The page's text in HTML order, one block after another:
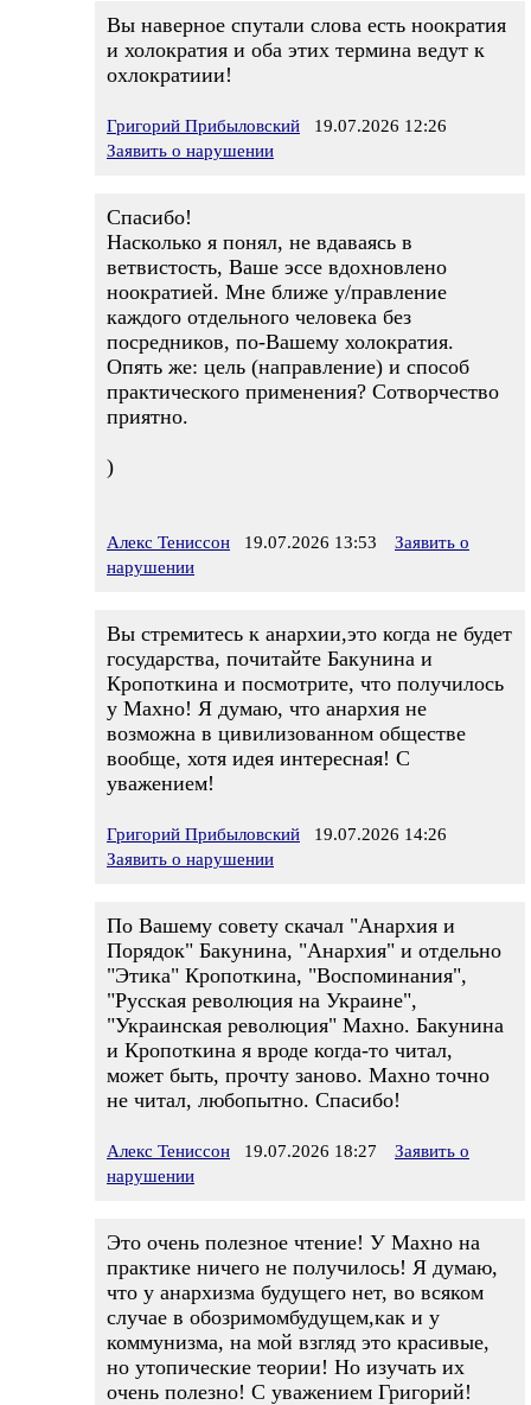
Вы наверное спутали слова есть ноократия
и холократия и оба этих термина ведут к
охлократиии!
Григорий Прибыловский 19.07.2026 12:26
Заявить о нарушении
Спасибо!
Насколько я понял, не вдаваясь в
ветвистость, Ваше эссе вдохновлено
ноократией. Мне ближе у/правление
каждого отдельного человека без
посредников, по-Вашему холократия.
Опять же: цель (направление) и способ
практического применения? Сотворчество
приятно.
)
Алекс Тениссон 19.07.2026 13:53
Заявить о
нарушении
Вы стремитесь к анархии,это когда не будет
государства, почитайте Бакунина и
Кропоткина и посмотрите, что получилось
у Махно! Я думаю, что анархия не
возможна в цивилизованном обществе
вообще, хотя идея интересная! С
уважением!
Григорий Прибыловский 19.07.2026 14:26
Заявить о нарушении
По Вашему совету скачал "Анархия и
Порядок" Бакунина, "Анархия" и отдельно
"Этика" Кропоткина, "Воспоминания",
"Русская революция на Украине",
"Украинская революция" Махно. Бакунина
и Кропоткина я вроде когда-то читал,
может быть, прочту заново. Махно точно
не читал, любопытно. Спасибо!
Алекс Тениссон 19.07.2026 18:27
Заявить о
нарушении
Это очень полезное чтение! У Махно на
практике ничего не получилось! Я думаю,
что у анархизма будущего нет, во всяком
случае в обозримомбудущем,как и у
коммунизма, на мой взгляд это красивые,
но утопические теории! Но изучать их
очень полезно! С уважением Григорий!